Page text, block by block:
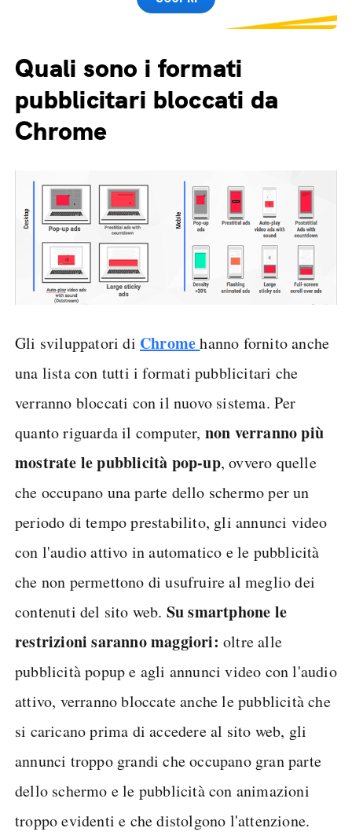
Quali sono i formati
pubblicitari bloccati da
Chrome
Gli sviluppatori di Chromehanno fornito anche
una lista con tutti i formati pubblicitari che
verranno bloccati con il nuovo sistema. Per
quanto riguarda il computer, non verranno più
mostrate le pubblicità pop-up, ovvero quelle
che occupano una parte dello schermo per un
periodo di tempo prestabilito, gli annunci video
con l'audio attivo in automatico e le pubblicità
che non permettono di usufruire al meglio dei
contenuti del sito web. Su smartphone le
restrizioni saranno maggiori: oltre alle
pubblicità popup e agli annunci video con l'audio
attivo, verranno bloccate anche le pubblicità che
si caricano prima di accedere al sito web, gli
annunci troppo grandi che occupano gran parte
dello schermo e le pubblicità con animazioni
troppo evidenti e che distolgono l'attenzione.